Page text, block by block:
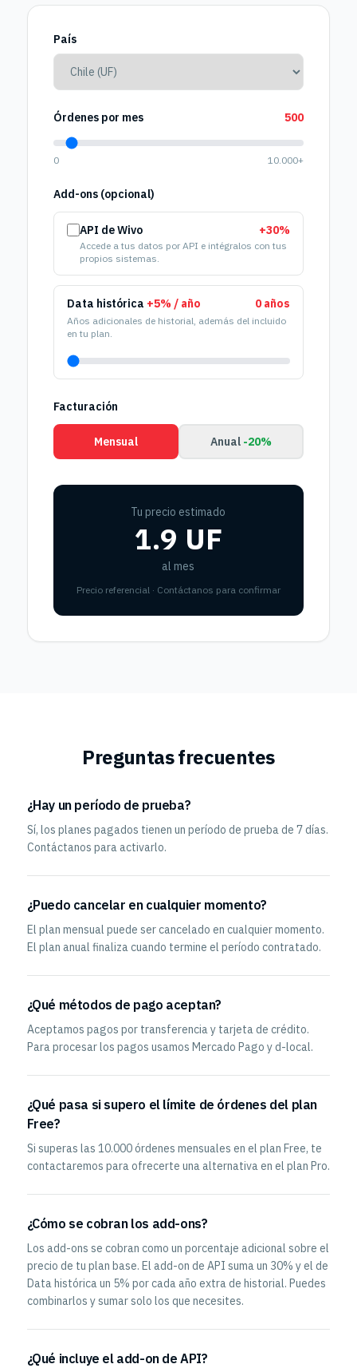
País
Órdenes por mes 500
0 10.000+
Add-ons (opcional)
API de Wivo +30%
Accede a tus datos por API e intégralos con tus
propios sistemas.
Data histórica +5% / año 0 años
Años adicionales de historial, además del incluido
en tu plan.
Facturación
Mensual Anual -20%
Tu precio estimado
1.9 UF
al mes
Precio referencial · Contáctanos para confirmar
Preguntas frecuentes
¿Hay un período de prueba?
Sí, los planes pagados tienen un período de prueba de 7 días.
Contáctanos para activarlo.
¿Puedo cancelar en cualquier momento?
El plan mensual puede ser cancelado en cualquier momento.
El plan anual finaliza cuando termine el período contratado.
¿Qué métodos de pago aceptan?
Aceptamos pagos por transferencia y tarjeta de crédito.
Para procesar los pagos usamos Mercado Pago y d-local.
¿Qué pasa si supero el límite de órdenes del plan
Free?
Si superas las 10.000 órdenes mensuales en el plan Free, te
contactaremos para ofrecerte una alternativa en el plan Pro.
¿Cómo se cobran los add-ons?
Los add-ons se cobran como un porcentaje adicional sobre el
precio de tu plan base. El add-on de API suma un 30% y el de
Data histórica un 5% por cada año extra de historial. Puedes
combinarlos y sumar solo los que necesites.
¿Qué incluye el add-on de API?